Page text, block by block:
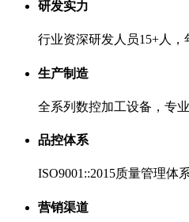
研发实力
行业资深研发人员15+人，
生产制造
全系列数控加工设备，专
品控体系
ISO9001::2015质量管理体
营销渠道